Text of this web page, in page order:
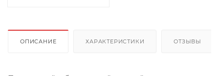
ОПИСАНИЕ ХАРАКТЕРИСТИКИ ОТЗЫВЫ